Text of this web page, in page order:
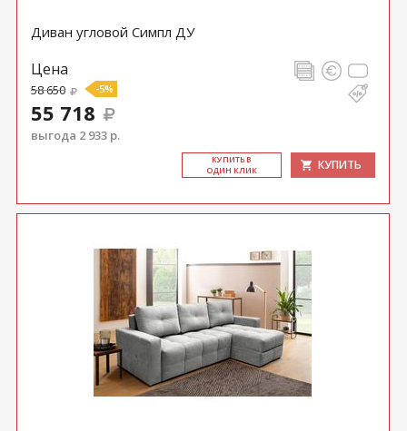
Диван угловой Симпл ДУ
Цена
58 650 -5%
55 718
выгода 2 933 р.
КУ­ПИТЬ В
ОДИН КЛИК
КУПИТЬ